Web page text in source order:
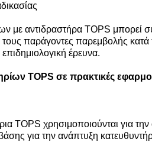
αντιδραστήρα TOPS μπορεί
παράγοντες παρεμβολής
έρευνα.
TOPS σε πρακτικές
TOPS χρησιμοποιούνται για
για την ανάπτυξη